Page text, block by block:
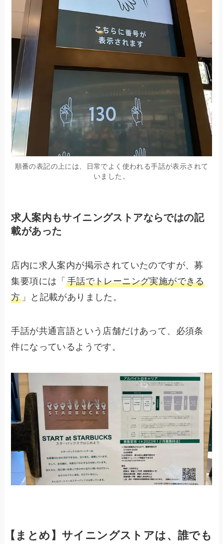
順番の表記の上には、日常でよく使われる手話が表示されて
いました。
求人案内もサイニングストアならではの記
載があった
店内に求人案内が掲示されていたのですが、募
集要項には「 手話でトレーニング実施ができる
方」と記載がありました。
手話が共通言語という店舗だけあって、必須条
件になっているようです。
【まとめ】サイニングストアは、誰でも